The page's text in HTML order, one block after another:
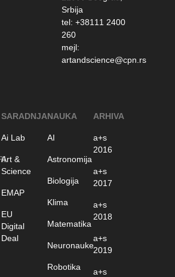
Srbija
tel: +38111 2400
260
mejl:
artandscience@cpn.rs
SARADNJA
Ai Lab
Art &
Science
EMAP
EU
Digital
Deal
NAUKA
AI
Astronomija
Biologija
Klima
Matematika
Neuronauke
Robotika
ARHIVA
a+s
2016
a+s
2017
a+s
2018
a+s
2019
a+s